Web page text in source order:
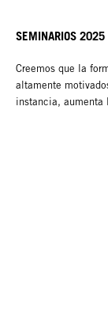
SEMINARIOS 2025
Creemos que la
altamente
instancia,